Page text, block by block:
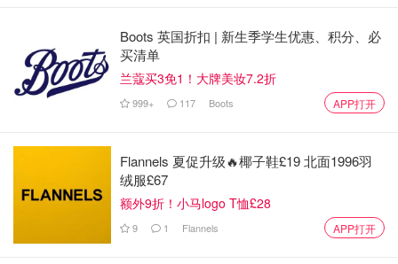
u1s1，Shein的家居宠物类真的好好逛啊！不仅便宜，而且
选择也是超多的～像什么地毯、家居装饰、收纳等都是可以
淘着入手的，比英国超市里卖的简直便宜太多了！宠物用品
Boots 英国折扣 | 新生季学生优惠、积分、必
买清单
兰蔻买3免1！大牌美妆7.2折
999+ 117 Boots APP打开
Flannels 夏促升级🔥椰子鞋£19 北面1996羽
绒服£67
额外9折！小马logo T恤£28
9 1 Flannels APP打开